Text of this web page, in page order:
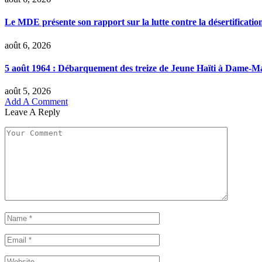
Le MDE présente son rapport sur la lutte contre la
août 6, 2026
5 août 1964 : Débarquement des treize de Jeune Haïti à Dame-
août 5, 2026
Add A Comment
Leave A Reply